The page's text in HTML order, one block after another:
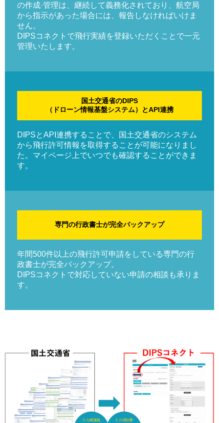
の作成·管理は、継続して義務化されており、航空局
から指示があった場合には、報告しなければいけま
せん。
DIPSコネクトで飛行実績を登録いただくことで一元
管理いたします。
国土交通省のDIPS
（ドローン情報基盤システム）とAPI連携
DIPSとAPI連携することで、国土交通省のシステム
から飛行許可情報を取得することが可能になりまし
た。マイページ上でいつでも確認することができま
す。
専門の行政書士が完全バックアップ
年間500件以上の飛行許可申請をしている専門の行
政書士が完全バックアップ。
DIPSコネクトで対応していない申請の相談も承りま
す。